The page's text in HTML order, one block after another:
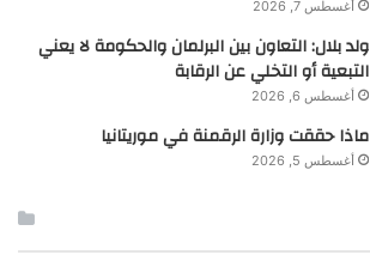
أغسطس 7, 2026
ولد بلال: التعاون بين البرلمان والحكومة لا يعني
التبعية أو التخلي عن الرقابة
أغسطس 6, 2026
ماذا حققت وزارة الرقمنة في موريتانيا
أغسطس 5, 2026